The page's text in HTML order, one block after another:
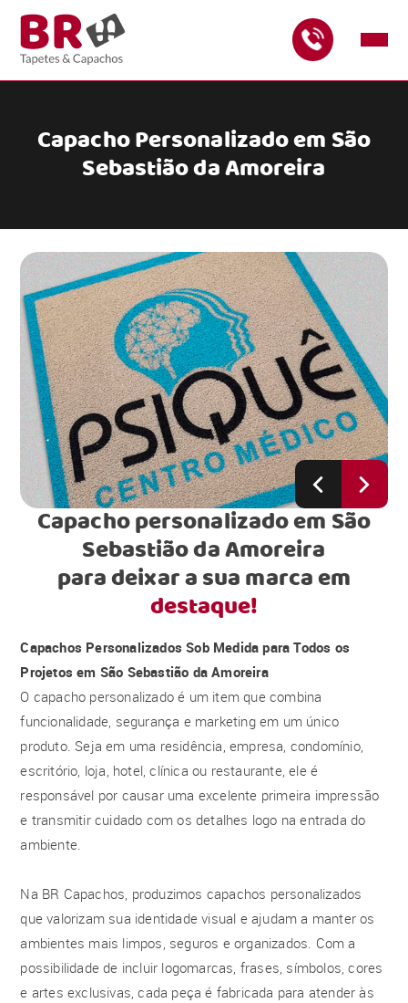
Capacho Personalizado em São
Sebastião da Amoreira
Capacho personalizado em São
Sebastião da Amoreira
para deixar a sua marca em
destaque!
Capachos Personalizados Sob Medida para Todos os
Projetos em São Sebastião da Amoreira
O capacho personalizado é um item que combina
funcionalidade, segurança e marketing em um único
produto. Seja em uma residência, empresa, condomínio,
escritório, loja, hotel, clínica ou restaurante, ele é
responsável por causar uma excelente primeira impressão
e transmitir cuidado com os detalhes logo na entrada do
ambiente.
Na BR Capachos, produzimos capachos personalizados
que valorizam sua identidade visual e ajudam a manter os
ambientes mais limpos, seguros e organizados. Com a
possibilidade de incluir logomarcas, frases, símbolos, cores
e artes exclusivas, cada peça é fabricada para atender às